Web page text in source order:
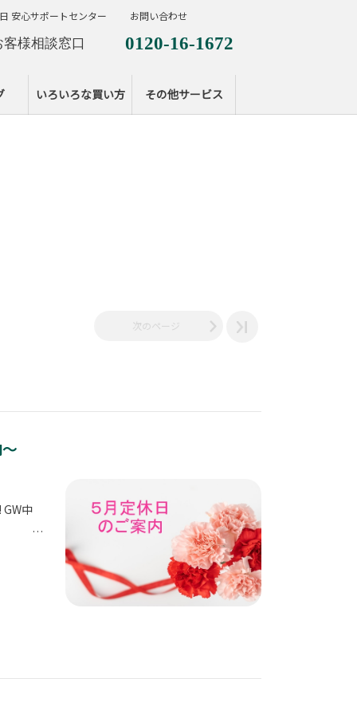
客様相談窓口 0120-16-1672
いろいろな買い方 その他サービス
安心サポートセンター お問い合わせ
次のページ
GW中
) …